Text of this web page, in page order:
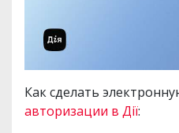
Как сделать
авторизации в Дії: